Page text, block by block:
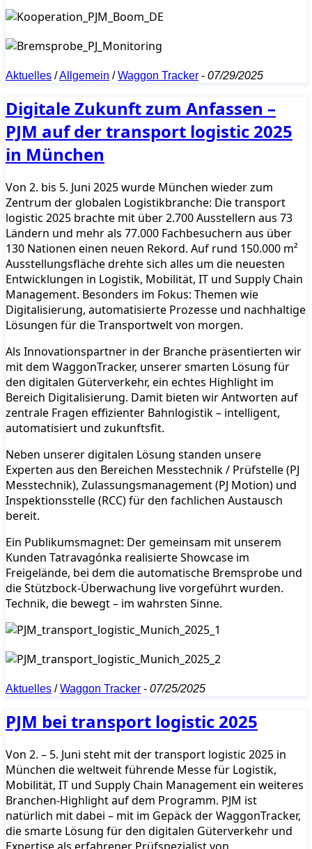
Aktuelles /Allgemein /Waggon Tracker - 07/29/2025
Digitale Zukunft zum Anfassen –
PJM auf der transport logistic 2025
in München
Von 2. bis 5. Juni 2025 wurde München wieder zum
Zentrum der globalen Logistikbranche: Die transport
logistic 2025 brachte mit über 2.700 Ausstellern aus 73
Ländern und mehr als 77.000 Fachbesuchern aus über
130 Nationen einen neuen Rekord. Auf rund 150.000 m²
Ausstellungsfläche drehte sich alles um die neuesten
Entwicklungen in Logistik, Mobilität, IT und Supply Chain
Management. Besonders im Fokus: Themen wie
Digitalisierung, automatisierte Prozesse und nachhaltige
Lösungen für die Transportwelt von morgen.
Als Innovationspartner in der Branche präsentierten wir
mit dem WaggonTracker, unserer smarten Lösung für
den digitalen Güterverkehr, ein echtes Highlight im
Bereich Digitalisierung. Damit bieten wir Antworten auf
zentrale Fragen effizienter Bahnlogistik – intelligent,
automatisiert und zukunftsfit.
Neben unserer digitalen Lösung standen unsere
Experten aus den Bereichen Messtechnik / Prüfstelle (PJ
Messtechnik), Zulassungsmanagement (PJ Motion) und
Inspektionsstelle (RCC) für den fachlichen Austausch
bereit.
Ein Publikumsmagnet: Der gemeinsam mit unserem
Kunden Tatravagónka realisierte Showcase im
Freigelände, bei dem die automatische Bremsprobe und
die Stützbock-Überwachung live vorgeführt wurden.
Technik, die bewegt – im wahrsten Sinne.
Aktuelles /Waggon Tracker - 07/25/2025
PJM bei transport logistic 2025
Von 2. – 5. Juni steht mit der transport logistic 2025 in
München die weltweit führende Messe für Logistik,
Mobilität, IT und Supply Chain Management ein weiteres
Branchen-Highlight auf dem Programm. PJM ist
natürlich mit dabei – mit im Gepäck der WaggonTracker,
die smarte Lösung für den digitalen Güterverkehr und